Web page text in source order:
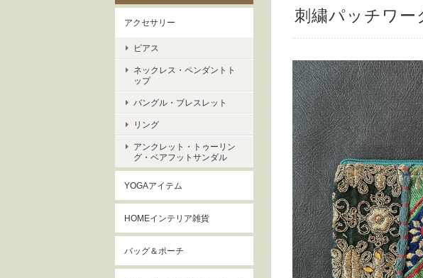
刺繍パッチワ
アクセサリー
ピアス
ネックレス・ペンダントト
ップ
バングル・ブレスレット
リング
アンクレット・トゥーリン
グ・ベアフットサンダル
YOGAアイテム
HOMEインテリア雑貨
バッグ＆ポーチ